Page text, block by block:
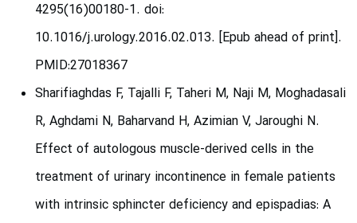
4295(16)00180-1. doi:
10.1016/j.urology.2016.02.013. [Epub ahead of print].
PMID:27018367
Sharifiaghdas F, Tajalli F, Taheri M, Naji M, Moghadasali
R, Aghdami N, Baharvand H, Azimian V, Jaroughi N.
Effect of autologous muscle-derived cells in the
treatment of urinary incontinence in female patients
with intrinsic sphincter deficiency and epispadias: A